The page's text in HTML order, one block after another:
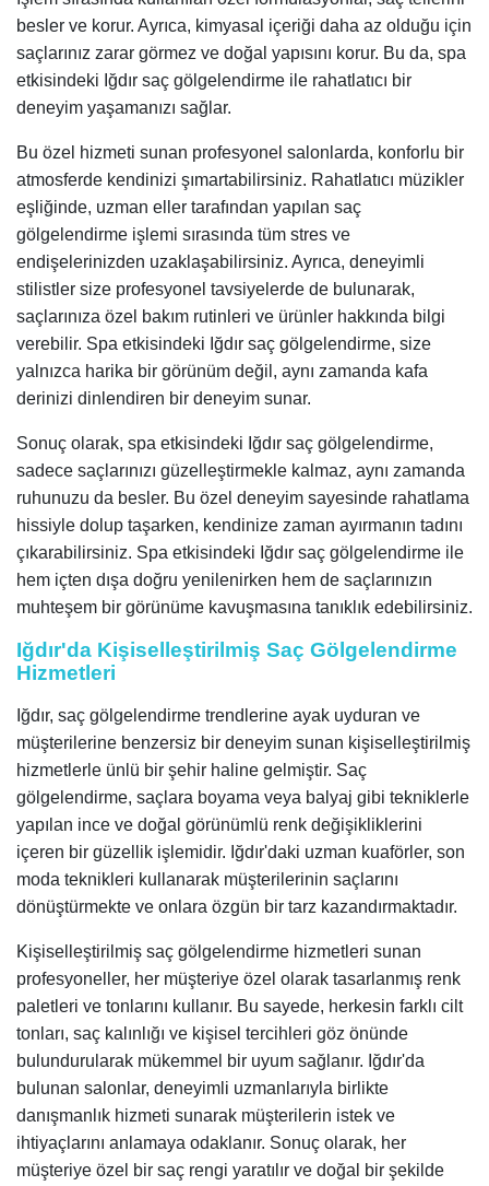
besler ve korur. Ayrıca, kimyasal içeriği daha az olduğu için
saçlarınız zarar görmez ve doğal yapısını korur. Bu da, spa
etkisindeki Iğdır saç gölgelendirme ile rahatlatıcı bir
deneyim yaşamanızı sağlar.
Bu özel hizmeti sunan profesyonel salonlarda, konforlu bir
atmosferde kendinizi şımartabilirsiniz. Rahatlatıcı müzikler
eşliğinde, uzman eller tarafından yapılan saç
gölgelendirme işlemi sırasında tüm stres ve
endişelerinizden uzaklaşabilirsiniz. Ayrıca, deneyimli
stilistler size profesyonel tavsiyelerde de bulunarak,
saçlarınıza özel bakım rutinleri ve ürünler hakkında bilgi
verebilir. Spa etkisindeki Iğdır saç gölgelendirme, size
yalnızca harika bir görünüm değil, aynı zamanda kafa
derinizi dinlendiren bir deneyim sunar.
Sonuç olarak, spa etkisindeki Iğdır saç gölgelendirme,
sadece saçlarınızı güzelleştirmekle kalmaz, aynı zamanda
ruhunuzu da besler. Bu özel deneyim sayesinde rahatlama
hissiyle dolup taşarken, kendinize zaman ayırmanın tadını
çıkarabilirsiniz. Spa etkisindeki Iğdır saç gölgelendirme ile
hem içten dışa doğru yenilenirken hem de saçlarınızın
muhteşem bir görünüme kavuşmasına tanıklık edebilirsiniz.
Iğdır'da Kişiselleştirilmiş Saç Gölgelendirme
Hizmetleri
Iğdır, saç gölgelendirme trendlerine ayak uyduran ve
müşterilerine benzersiz bir deneyim sunan kişiselleştirilmiş
hizmetlerle ünlü bir şehir haline gelmiştir. Saç
gölgelendirme, saçlara boyama veya balyaj gibi tekniklerle
yapılan ince ve doğal görünümlü renk değişikliklerini
içeren bir güzellik işlemidir. Iğdır'daki uzman kuaförler, son
moda teknikleri kullanarak müşterilerinin saçlarını
dönüştürmekte ve onlara özgün bir tarz kazandırmaktadır.
Kişiselleştirilmiş saç gölgelendirme hizmetleri sunan
profesyoneller, her müşteriye özel olarak tasarlanmış renk
paletleri ve tonlarını kullanır. Bu sayede, herkesin farklı cilt
tonları, saç kalınlığı ve kişisel tercihleri göz önünde
bulundurularak mükemmel bir uyum sağlanır. Iğdır'da
bulunan salonlar, deneyimli uzmanlarıyla birlikte
danışmanlık hizmeti sunarak müşterilerin istek ve
ihtiyaçlarını anlamaya odaklanır. Sonuç olarak, her
müşteriye özel bir saç rengi yaratılır ve doğal bir şekilde